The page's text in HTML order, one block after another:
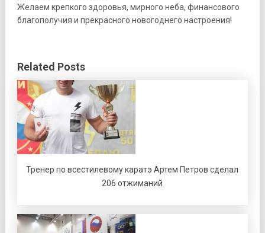
Желаем крепкого здоровья, мирного неба, финансового
благополучия и прекрасного новогоднего настроения!
Related Posts
Тренер по всестилевому каратэ Артем Петров сделал
206 отжиманий